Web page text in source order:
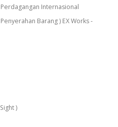
Internasional
Barang ) EX Works -
)